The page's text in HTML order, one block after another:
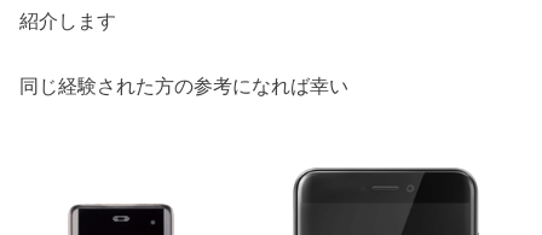
紹介します
同じ経験された方の参考になれば幸い